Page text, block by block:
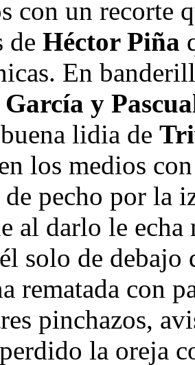
con un recorte
deHéctor Piña
En
y
buena lidia de
los medios
pecho por la
al darlo le
solo de debajo
rematada con
pinchazos,
la oreja